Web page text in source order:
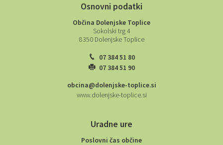
Osnovni podatki
Občina Dolenjske Toplice
Sokolski trg 4
8350 Dolenjske Toplice
07 384 51 80
07 384 51 90
obcina@dolenjske-toplice.si
www.dolenjske-toplice.si
Uradne ure
Poslovni čas občine